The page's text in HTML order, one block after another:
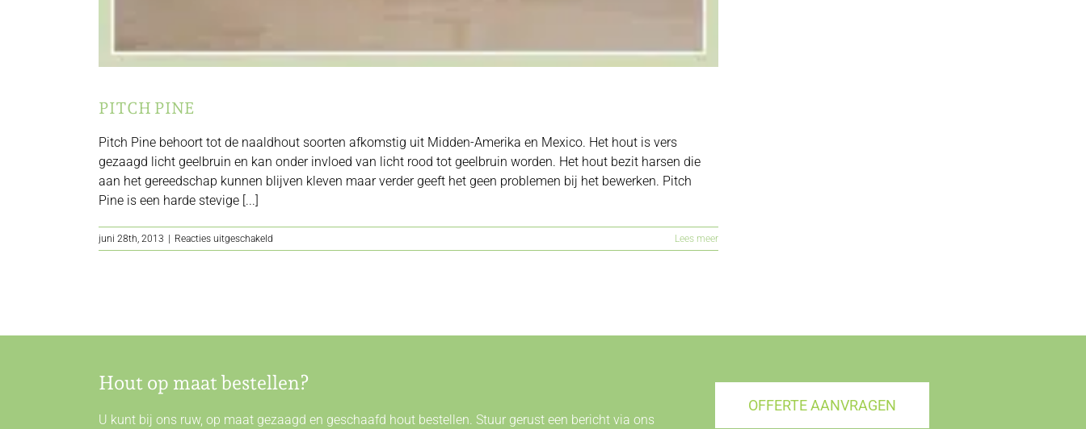
PITCH PINE
Pitch Pine behoort tot de naaldhout soorten afkomstig uit Midden-Amerika en Mexico. Het hout is vers
gezaagd licht geelbruin en kan onder invloed van licht rood tot geelbruin worden. Het hout bezit harsen die
aan het gereedschap kunnen blijven kleven maar verder geeft het geen problemen bij het bewerken. Pitch
Pine is een harde stevige [...]
juni 28th, 2013 Reacties uitgeschakeld
Pitch
Lees meer
Hout op maat bestellen?
U kunt bij ons ruw, op maat gezaagd en geschaafd hout bestellen. Stuur gerust een bericht via ons
OFFERTE AANVRAGEN